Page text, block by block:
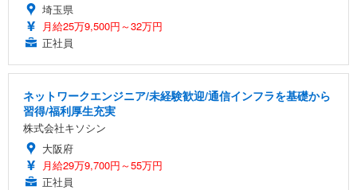
埼玉県
月給25万9,500円～32万円
正社員
ネットワークエンジニア/未経験歓迎/通信インフラを基礎から
習得/福利厚生充実
株式会社キソシン
大阪府
月給29万9,700円～55万円
正社員